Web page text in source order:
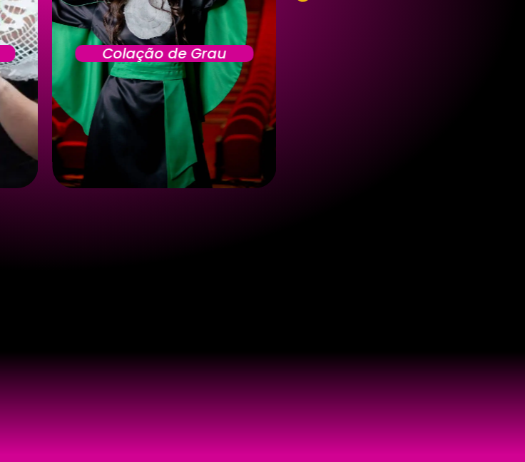
Colação de Grau